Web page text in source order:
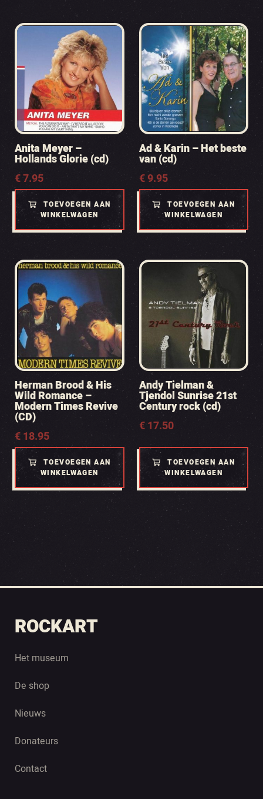
Anita Meyer –
Hollands Glorie (cd)
€7.95
TOEVOEGEN AAN
WINKELWAGEN
Ad & Karin – Het beste
van (cd)
€9.95
TOEVOEGEN AAN
WINKELWAGEN
Herman Brood & His
Wild Romance –
Modern Times Revive
(CD)
€18.95
TOEVOEGEN AAN
WINKELWAGEN
Andy Tielman &
Tjendol Sunrise 21st
Century rock (cd)
€17.50
TOEVOEGEN AAN
WINKELWAGEN
ROCKART
Het museum
De shop
Nieuws
Donateurs
Contact